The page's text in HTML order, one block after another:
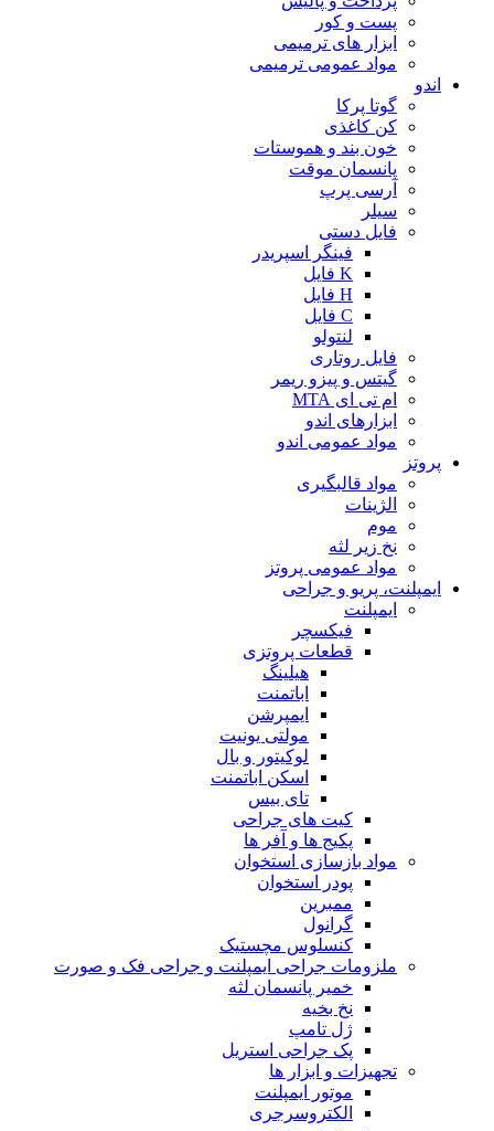
پست و کور
ابزار های ترمیمی
مواد عمومی ترمیمی
اندو
گوتا پرکا
کن کاغذی
خون بند و هموستات
پانسمان موقت
آرسی پرپ
سیلر
فایل دستی
فینگر اسپریدر
K فایل
H فایل
C فایل
لنتولو
فایل روتاری
گیتس و پیزو ریمر
ام تی ای MTA
ابزارهای اندو
مواد عمومی اندو
پروتز
مواد قالبگیری
الژینات
موم
نخ زیر لثه
مواد عمومی پروتز
ایمپلنت، پریو و جراحی
ایمپلنت
فیکسچر
قطعات پروتزی
هیلینگ
اباتمنت
ایمپرشن
مولتی یونیت
لوکیتور و بال
اسکن اباتمنت
تای بیس
کیت های جراحی
پکیج ها و آفر ها
مواد بازسازی استخوان
پودر استخوان
ممبرین
گرانول
کنسلوس مچستیک
ملزومات جراحی ایمپلنت و جراحی فک و صورت
خمیر پانسمان لثه
نخ بخیه
ژل تامپ
پک جراحی استریل
تجهیزات و ابزار ها
موتور ایمپلنت
الکتروسرجری